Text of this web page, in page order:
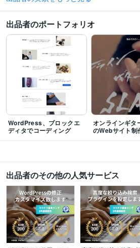
プログラミング言語・フレームワーク
JavaScript:3年PHP:3年MySQL:3年GitHub:1年
ビジネス・クリエイティブツール
WordPress:3年Excel:10年 PowerPoint:10年
Google Analytics:3年Google Search
Google Tag Manager:3年
PageSpeed
DALL-E:1年
Vrew:1年
得意分野
Web制作・HP作成・EC構築 Webサイト修正
Web制作・HP作成・EC構築 Webトラブル対
語学力
英語 ビジネスレベル
出品者のポートフォリオ
WordPress、ブロックエ
ディタでコーディング
オンラインギタ
のWebサイト制
出品者のその他の人気サービス